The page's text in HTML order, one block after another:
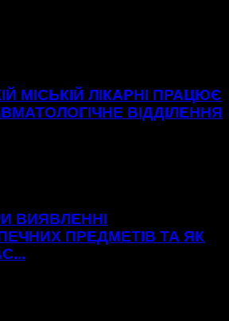
МІСЬКІЙ ЛІКАРНІ ПРАЦЮЄ
ВІДДІЛЕННЯ
ВИЯВЛЕННІ
ПРЕДМЕТІВ ТА ЯК